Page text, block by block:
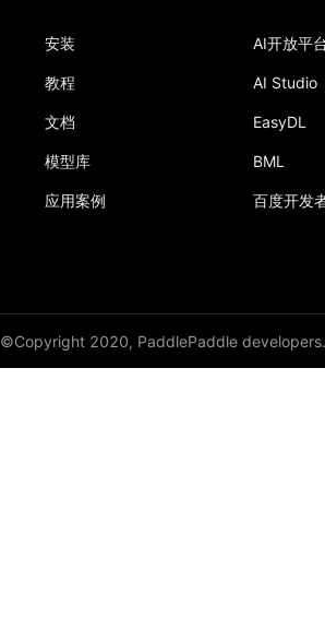
安装
教程
文档
模型库
应用案例
AI开放平
AI Studio
EasyDL
BML
百度开发
©Copyright 2020, PaddlePaddle developers.